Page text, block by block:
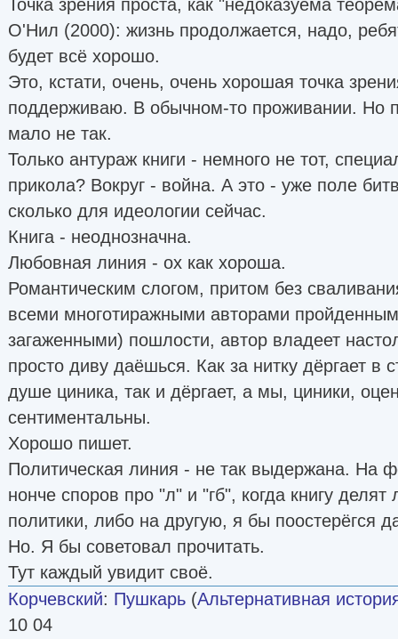
Точка зрения проста, как "недоказуема
О'Нил (2000): жизнь продолжается, надо,
будет всё хорошо.
Это, кстати, очень, очень хорошая точка
поддерживаю. В обычном-то проживании. Но
мало не так.
Только антураж книги - немного не тот,
прикола? Вокруг - война. А это - уже поле
сколько для идеологии сейчас.
Книга - неоднозначна.
Любовная линия - ох как хороша.
Романтическим слогом, притом без
всеми многотиражными авторами
загаженными) пошлости, автор владеет
просто диву даёшься. Как за нитку дёргает в
душе циника, так и дёргает, а мы, циники,
сентиментальны.
Хорошо пишет.
Политическая линия - не так выдержана. На
нонче споров про "л" и "гб", когда книгу делят
политики, либо на другую, я бы поостерёгся
Но. Я бы советовал прочитать.
Тут каждый увидит своё.
Корчевский: Пушкарь (Альтернативная
10 04